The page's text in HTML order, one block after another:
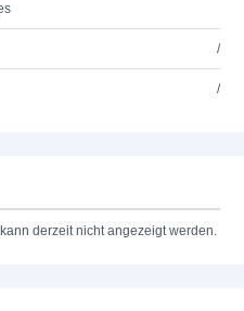
/
/
derzeit nicht angezeigt werden.